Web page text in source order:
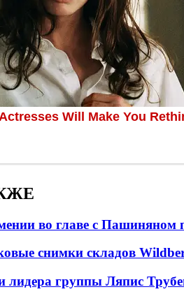
во главе с Пашиняном
снимки складов
лидера группы Ляпис